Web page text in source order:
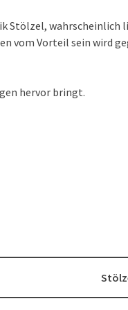
Stölzel, wahrscheinlich
vom Vorteil sein wird
hervor bringt.